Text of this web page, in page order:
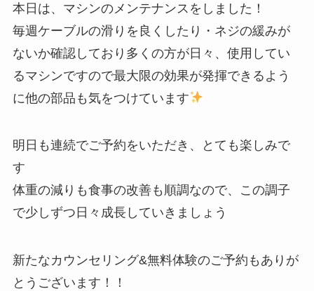
本日は、マシンのメンテナンスをしました！
毎週ケーブルの滑りを良くしたり・ネジの緩みが
ないか確認しており多くの方が日々、使用してい
るマシンですので最大限の効果が発揮できるよう
に他の部品も気をつけています
明日も連続でご予約をいただき、とても楽しみで
す
体重の減りも食事の改善も順調なので、この調子
で少しずつ日々成長していきましょう
新たなカウンセリング&無料体験のご予約もありが
とうございます！！